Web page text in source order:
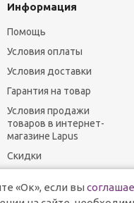
Информация
Помощь
Условия оплаты
Условия доставки
Гарантия на товар
Условия продажи
товаров в интернет-
магазине Lapus
Скидки
«Ок», если вы